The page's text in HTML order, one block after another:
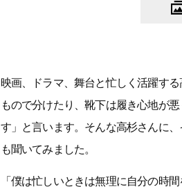
映画、ドラマ、舞台と忙しく活躍す
もので分けたり、靴下は履き心地が
す」と言います。そんな高杉さんに
も聞いてみました。
「僕は忙しいときは無理に自分の時